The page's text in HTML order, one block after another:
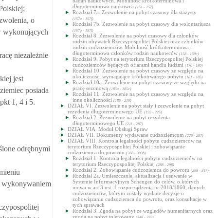
o
wykonujących
niezależnie
jest
posiada
1, 4 i 5.
odrębnymi
wykonywaniem
długoterminowa naukowca (151 - 157)
Rozdział 7a. Zezwolenie na pobyt czasowy dla stażysty
(157a - 157f)
Rozdział 7b. Zezwolenie na pobyt czasowy dla wolontariusza
(157g - 157l)
Rozdział 8. Zezwolenie na pobyt czasowy dla członków
rodzin obywateli Rzeczypospolitej Polskiej oraz członków
rodzin cudzoziemców. Mobilność krótkoterminowa i
długoterminowa członków rodzin naukowców (158 - 169c)
Rozdział 9. Pobyt na terytorium Rzeczypospolitej Polskiej
cudzoziemców będących ofiarami handlu ludźmi (170 - 180)
Rozdział 10. Zezwolenie na pobyt czasowy ze względu na
okoliczności wymagające krótkotrwałego pobytu (181 - 185)
Rozdział 10a. Zezwolenie na pobyt czasowy ze względu na
pracę sezonową (185a - 185c)
Rozdział 11. Zezwolenie na pobyt czasowy ze względu na
inne okoliczności (186 - 210)
DZIAŁ VI. Zezwolenie na pobyt stały i zezwolenie na pobyt
rezydenta długoterminowego UE (195 - 225)
Rozdział 2. Zezwolenie na pobyt rezydenta
długoterminowego UE (211 - 287)
DZIAŁ VIA. Moduł Obsługi Spraw
DZIAŁ VII. Dokumenty wydawane cudzoziemcom (226 - 287)
DZIAŁ VIII. Kontrola legalności pobytu cudzoziemców na
terytorium Rzeczypospolitej Polskiej i zobowiązanie
cudzoziemca do powrotu (288 - 393b)
Rozdział 1. Kontrola legalności pobytu cudzoziemców na
terytorium Rzeczypospolitej Polskiej (288 - 298)
Rozdział 2. Zobowiązanie cudzoziemca do powrotu (299 - 347)
Rozdział 2a. Umieszczanie, aktualizacja i usuwanie w
Systemie Informacyjnym Schengen do celów, o których
mowa w art 3 ust. 1 rozporządzenia nr 2018/1860, danych
cudzoziemców, którym zostały wydane decyzje o
zobowiązaniu cudzoziemca do powrotu, oraz konsultacje w
tych sprawach
Rozdział 3. Zgoda na pobyt ze względów humanitarnych oraz
zgoda na pobyt tolerowany